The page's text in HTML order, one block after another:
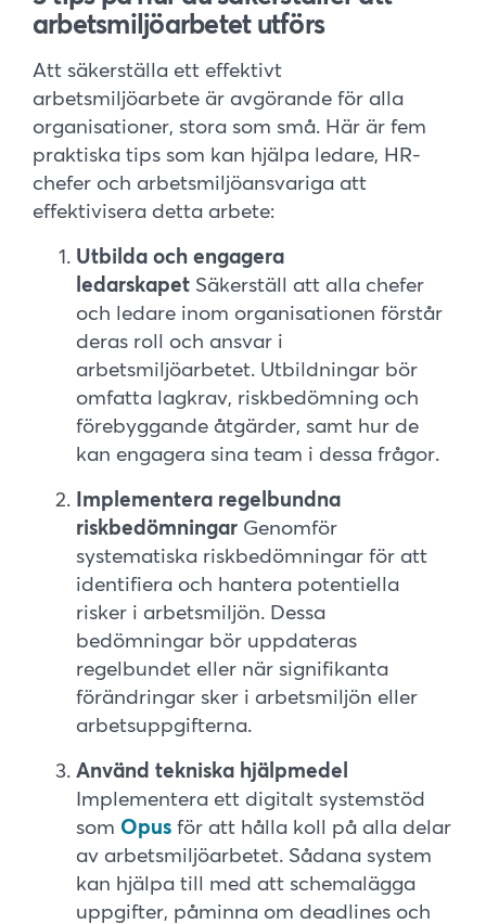
arbetsmiljöarbetet utförs
Att säkerställa ett effektivt
arbetsmiljöarbete är avgörande för alla
organisationer, stora som små. Här är fem
praktiska tips som kan hjälpa ledare, HR-
chefer och arbetsmiljöansvariga att
effektivisera detta arbete:
Utbilda och engagera
ledarskapet Säkerställ att alla chefer
och ledare inom organisationen förstår
deras roll och ansvar i
arbetsmiljöarbetet. Utbildningar bör
omfatta lagkrav, riskbedömning och
förebyggande åtgärder, samt hur de
kan engagera sina team i dessa frågor.
Implementera regelbundna
riskbedömningar Genomför
systematiska riskbedömningar för att
identifiera och hantera potentiella
risker i arbetsmiljön. Dessa
bedömningar bör uppdateras
regelbundet eller när signifikanta
förändringar sker i arbetsmiljön eller
arbetsuppgifterna.
Använd tekniska hjälpmedel
Implementera ett digitalt systemstöd
som Opus för att hålla koll på alla delar
av arbetsmiljöarbetet. Sådana system
kan hjälpa till med att schemalägga
uppgifter, påminna om deadlines och